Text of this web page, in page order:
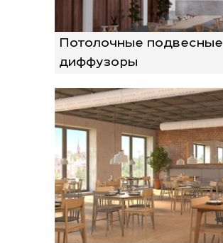
Потолочные подвесные
диффузоры